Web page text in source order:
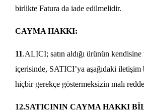
birlikte Fatura da iade edilmelidir.
CAYMA HAKKI:
11.ALICI; satın aldığı ürünün
içerisinde, SATICI’ya aşağıdaki
hiçbir gerekçe göstermeksizin malı
12.SATICININ CAYMA HAKKI